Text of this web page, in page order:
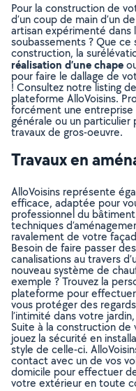
Pour la construction de
d’un coup de main d’un
artisan expérimenté
soubassements ? Que
construction, la
réalisation d’une chape
pour faire le dallage de
! Consultez notre listing
plateforme AlloVoisins.
forcément une
générale ou un
travaux de gros-oeuvre.
Travaux en
AlloVoisins représente
efficace, adaptée pour
professionnel du
techniques
ravalement de votre
Besoin de faire passer
canalisations au travers
nouveau système de
exemple ? Trouvez la
plateforme pour
vous protéger des
l’intimité dans votre
Suite à la construction
jouez la sécurité en
style de celle-ci.
contact avec un de vos
domicile pour effectuer
votre extérieur en toute